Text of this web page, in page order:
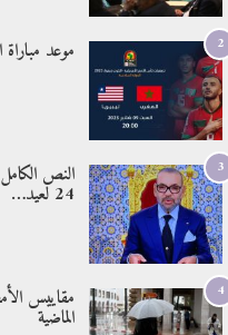
2 موعد
3 النص
24 لعيد…
4
الماضية